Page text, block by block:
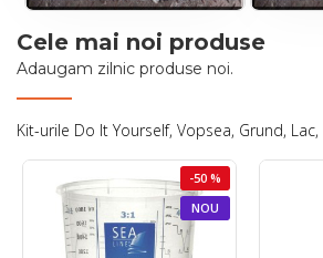
Cele mai noi produse
Adaugam zilnic produse noi.
Kit-urile Do It Yourself, Vopsea, Grund,
NOU
-50 %